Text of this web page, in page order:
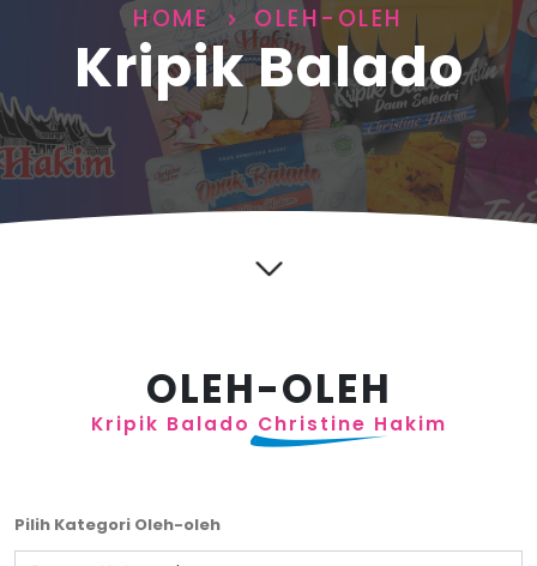
HOME OLEH-OLEH
Kripik Balado
OLEH-OLEH
Kripik Balado Christine Hakim
Pilih Kategori Oleh-oleh